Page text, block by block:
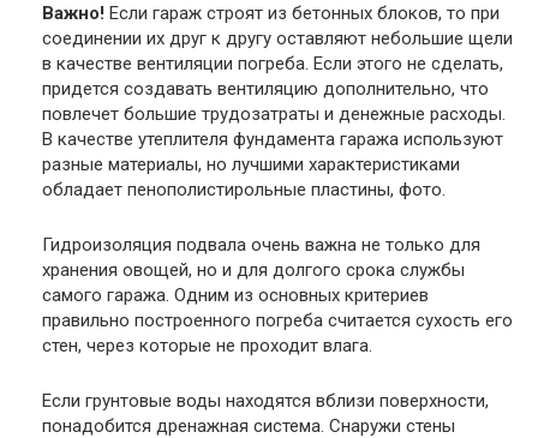
Важно! Если гараж строят из бетонных блоков, то при
соединении их друг к другу оставляют небольшие щели
в качестве вентиляции погреба. Если этого не сделать,
придется создавать вентиляцию дополнительно, что
повлечет большие трудозатраты и денежные расходы.
В качестве утеплителя фундамента гаража используют
разные материалы, но лучшими характеристиками
обладает пенополистирольные пластины, фото.
Гидроизоляция подвала очень важна не только для
хранения овощей, но и для долгого срока службы
самого гаража. Одним из основных критериев
правильно построенного погреба считается сухость его
стен, через которые не проходит влага.
Если грунтовые воды находятся вблизи поверхности,
понадобится дренажная система. Снаружи стены